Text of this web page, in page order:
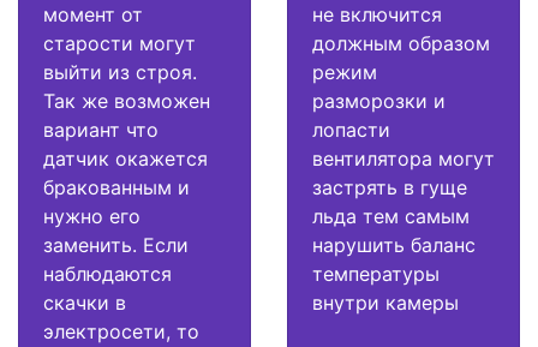
момент от
старости могут
выйти из строя.
Так же возможен
вариант что
датчик окажется
бракованным и
нужно его
заменить. Если
наблюдаются
скачки в
электросети, то
не включится
должным образом
режим
разморозки и
лопасти
вентилятора могут
застрять в гуще
льда тем самым
нарушить баланс
температуры
внутри камеры